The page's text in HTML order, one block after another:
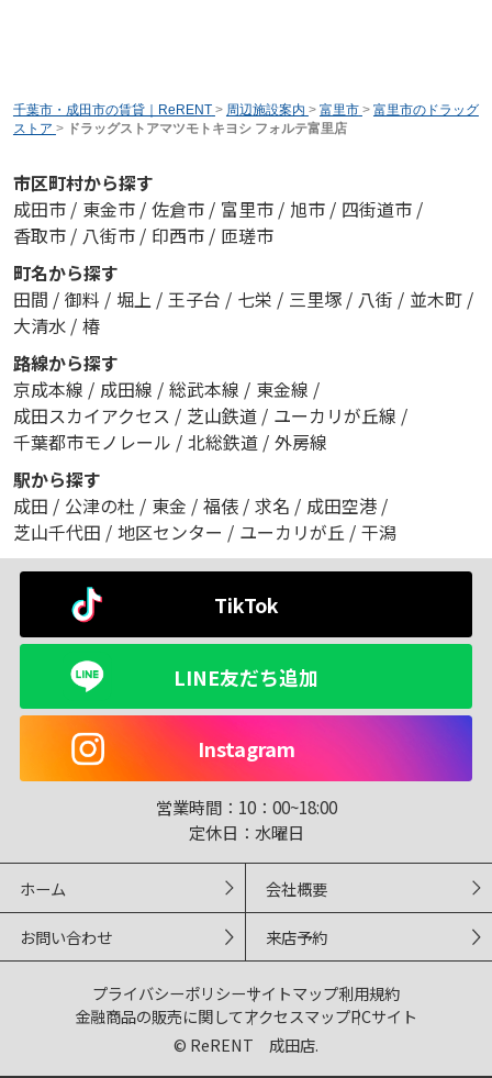
千葉市・成田市の賃貸｜ReRENT > 周辺施設案内 > 富里市 > 富里市のドラッグ
ストア > ドラッグストアマツモトキヨシ フォルテ富里店
市区町村から探す
成田市 / 東金市 / 佐倉市 / 富里市 / 旭市 / 四街道市 /
香取市 / 八街市 / 印西市 / 匝瑳市
町名から探す
田間 / 御料 / 堀上 / 王子台 / 七栄 / 三里塚 / 八街 / 並木町 /
大清水 / 椿
路線から探す
京成本線 / 成田線 / 総武本線 / 東金線 /
成田スカイアクセス / 芝山鉄道 / ユーカリが丘線 /
千葉都市モノレール / 北総鉄道 / 外房線
駅から探す
成田 / 公津の杜 / 東金 / 福俵 / 求名 / 成田空港 /
芝山千代田 / 地区センター / ユーカリが丘 / 干潟
TikTok
LINE友だち追加
Instagram
営業時間： 10：00~18:00
定休日： 水曜日
ホーム 会社概要
お問い合わせ 来店予約
プライバシーポリシーサイトマップ利用規約
金融商品の販売に関してアクセスマップPCサイト
© ReRENT 成田店.